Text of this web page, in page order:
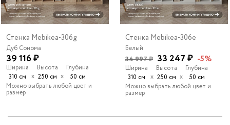
Стенка Mebikea-306g
Дуб Сонома
39 116 ₽
Ширина
310 см
х
Высота
250 см х
Глубина
50 см
Можно выбрать любой цвет и
размер
Стенка Mebikea-306e
Белый
34 997 ₽ 33 247 ₽ -5%
Ширина
310 см
х
Высота
250 см х
Глубина
50 см
Можно выбрать любой цвет и
размер